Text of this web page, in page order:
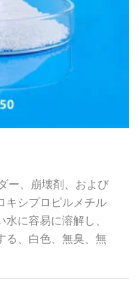
ー、崩壊剤、および
キシプロピルメチル
に容易に溶解し、
る、白色、無臭、無